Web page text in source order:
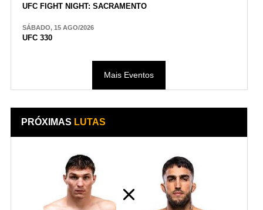
UFC FIGHT NIGHT: SACRAMENTO
SÁBADO, 15 AGO/2026
UFC 330
Mais Eventos
PRÓXIMAS LUTAS